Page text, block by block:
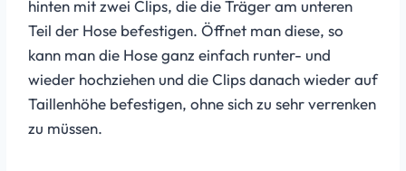
hinten mit zwei Clips, die die Träger am unteren
Teil der Hose befestigen. Öffnet man diese, so
kann man die Hose ganz einfach runter- und
wieder hochziehen und die Clips danach wieder auf
Taillenhöhe befestigen, ohne sich zu sehr verrenken
zu müssen.